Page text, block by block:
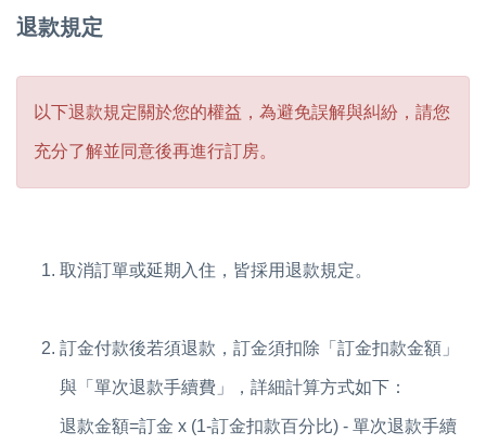
退款規定
以下退款規定關於您的權益，為避免誤解與糾紛，請您
充分了解並同意後再進行訂房。
取消訂單或延期入住，皆採用退款規定。
訂金付款後若須退款，訂金須扣除「訂金扣款金額」
與「單次退款手續費」，詳細計算方式如下：
退款金額=訂金 x (1-訂金扣款百分比) - 單次退款手續